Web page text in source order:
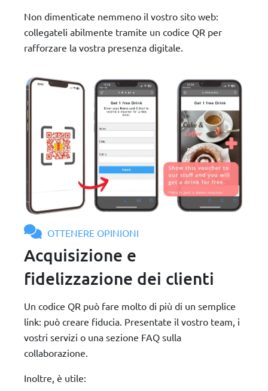
Non dimenticate nemmeno il vostro sito web:
collegateli abilmente tramite un codice QR per
rafforzare la vostra presenza digitale.
OTTENERE OPINIONI
Acquisizione e
fidelizzazione dei clienti
Un codice QR può fare molto di più di un semplice
link: può creare fiducia. Presentate il vostro team, i
vostri servizi o una sezione FAQ sulla
collaborazione.
Inoltre, è utile: